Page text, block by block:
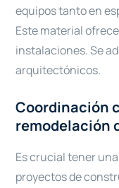
equipos tanto en
Este material
instalaciones. Se
arquitectónicos.
Coordinación
remodelación
Es crucial tener
proyectos de